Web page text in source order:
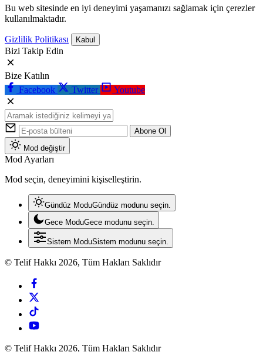
Bu web sitesinde en iyi deneyimi yaşamanızı sağlamak için çerezler
kullanılmaktadır.
Gizlilik Politikası Kabul
Bizi Takip Edin
Bize Katılın
Facebook
Twitter Youtube
Abone Ol
Mod değiştir
Mod Ayarları
Mod seçin, deneyimini kişiselleştirin.
Gündüz ModuGündüz modunu seçin.
Gece ModuGece modunu seçin.
Sistem ModuSistem modunu seçin.
© Telif Hakkı 2026, Tüm Hakları Saklıdır
© Telif Hakkı 2026, Tüm Hakları Saklıdır